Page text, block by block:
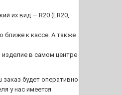
их вид — R20 (LR20,
ближе к кассе. А также
изделие в самом центре
будет оперативно
у нас имеется